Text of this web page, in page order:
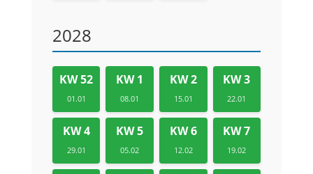
2028
KW 52
01.01
KW 1
08.01
KW 2
15.01
KW 3
22.01
KW 4
29.01
KW 5
05.02
KW 6
12.02
KW 7
19.02